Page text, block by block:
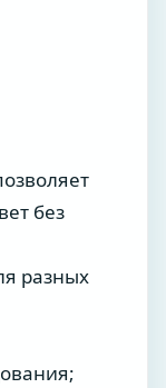
без
разных